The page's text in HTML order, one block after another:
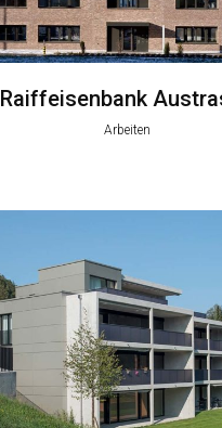
Raiffeisenbank
Arbeiten